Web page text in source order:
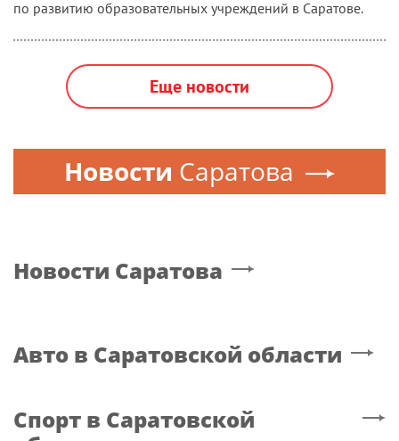
самочувствие водителя.Как сообщает городская
Госавтоинспекция...
САРАТОВ 30 апреля, 12:23
появиться на землях бывшего
авиазавода в Саратове
НовостиСаратова